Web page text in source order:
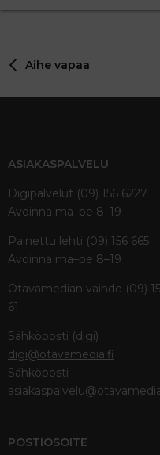
Aihe vapaa
ASIAKASPALVELU
Digipalvelut (09) 156 6227
Avoinna ma–pe 8–19
Painettu lehti (09) 156 665
Avoinna ma–pe 8–19
Otavamedian vaihde (09)
61
Sähköposti (digi)
digi@otavamedia.fi
Sähköposti
POSTIOSOITE